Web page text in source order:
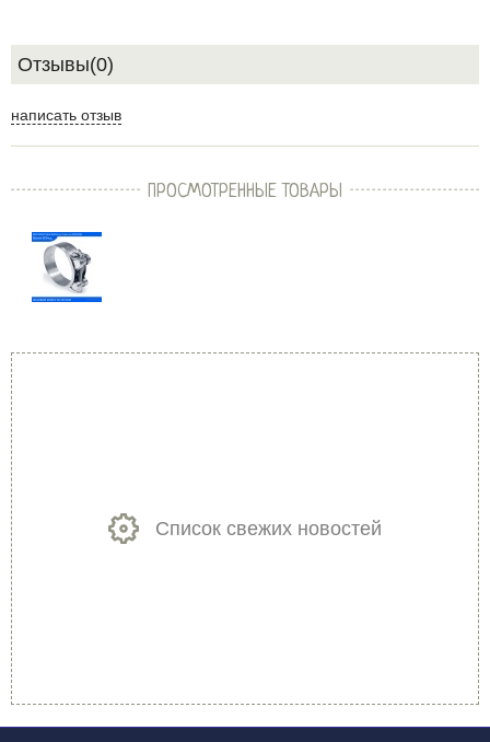
Отзывы(0)
написать отзыв
ПРОСМОТРЕННЫЕ ТОВАРЫ
Список свежих новостей